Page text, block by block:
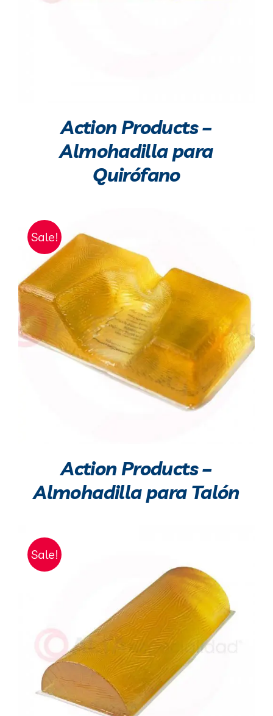
Action Products –
Almohadilla para
Quirófano
Sale!
Action Products –
Almohadilla para Talón
Sale!